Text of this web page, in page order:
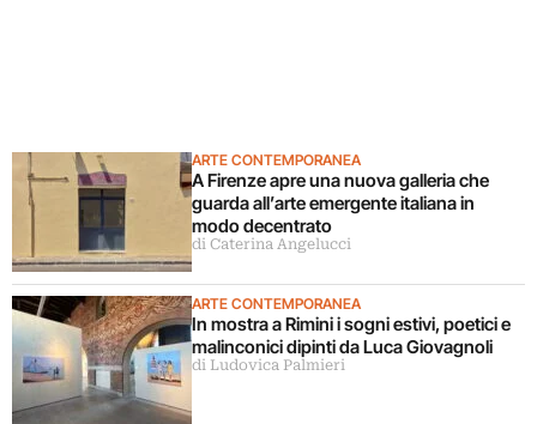
ARTE CONTEMPORANEA
A Firenze apre una nuova galleria che
guarda all’arte emergente italiana in
modo decentrato
di Caterina Angelucci
ARTE CONTEMPORANEA
In mostra a Rimini i sogni estivi, poetici e
malinconici dipinti da Luca Giovagnoli
di Ludovica Palmieri